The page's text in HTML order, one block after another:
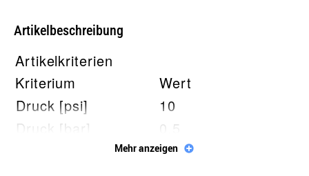
Artikelbeschreibung
Artikelkriterien
Kriterium
Wert
Druck [psi]
10
Druck [bar]
0,5
AusstattungsvarianteDichtungen:
Mehr anzeigen